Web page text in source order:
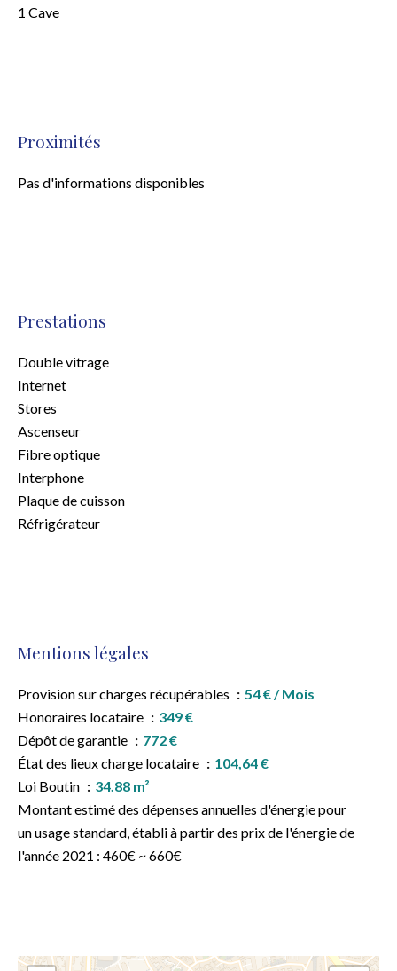
1 Cave
Proximités
Pas d'informations disponibles
Prestations
Double vitrage
Internet
Stores
Ascenseur
Fibre optique
Interphone
Plaque de cuisson
Réfrigérateur
Mentions légales
Provision sur charges récupérables
54 € / Mois
Honoraires locataire
349 €
Dépôt de garantie
772 €
État des lieux charge locataire
104,64 €
Loi Boutin
34.88 m²
Montant estimé des dépenses annuelles d'énergie pour
un usage standard, établi à partir des prix de l'énergie de
l'année 2021 : 460€ ~ 660€